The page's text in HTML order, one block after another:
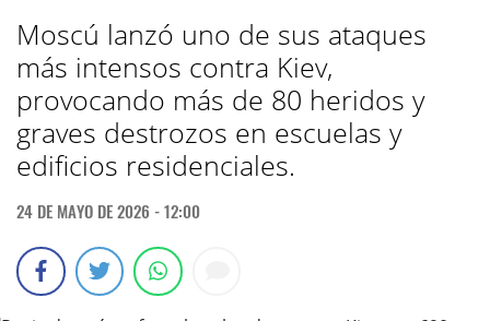
Moscú lanzó uno de sus ataques
más intensos contra Kiev,
provocando más de 80 heridos y
graves destrozos en escuelas y
edificios residenciales.
24 DE MAYO DE 2026 - 12:00